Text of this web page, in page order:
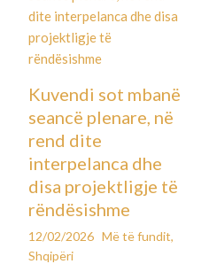
Kuvendi sot mbanë
seancë plenare, në
rend dite
interpelanca dhe
disa projektligje të
rëndësishme
12/02/2026 Më të fundit,
Shqipëri